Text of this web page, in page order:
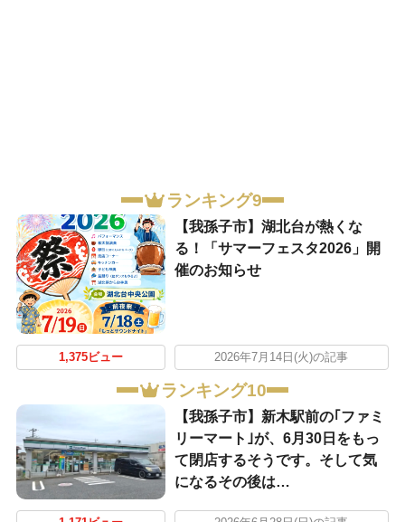
ランキング9
【我孫子市】湖北台が熱くな
る！「サマーフェスタ2026」開
催のお知らせ
1,375ビュー 2026年7月14日(火)の記事
ランキング10
【我孫子市】新木駅前の｢ファミ
リーマート｣が、6月30日をもっ
て閉店するそうです。そして気
になるその後は…